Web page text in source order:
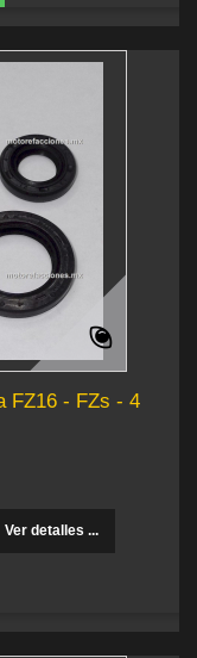
FZ16 - FZs - 4
Ver detalles ...